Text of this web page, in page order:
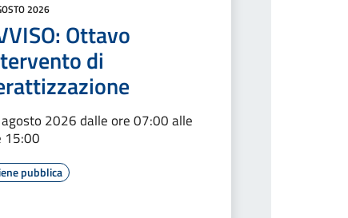
2026
Ottavo
di
2026 dalle ore 07:00 alle
15:00
pubblica